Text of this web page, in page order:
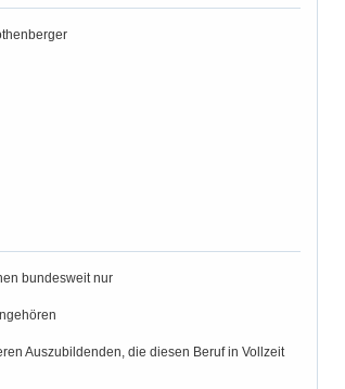
bundesweit nur
Auszubildenden, die diesen Beruf in Vollzeit